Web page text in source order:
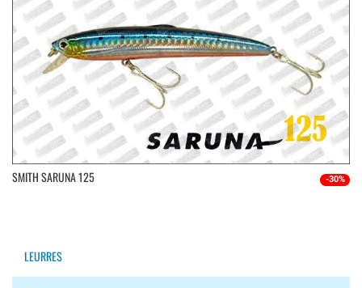
SMITH SARUNA 125 -30%
LEURRES